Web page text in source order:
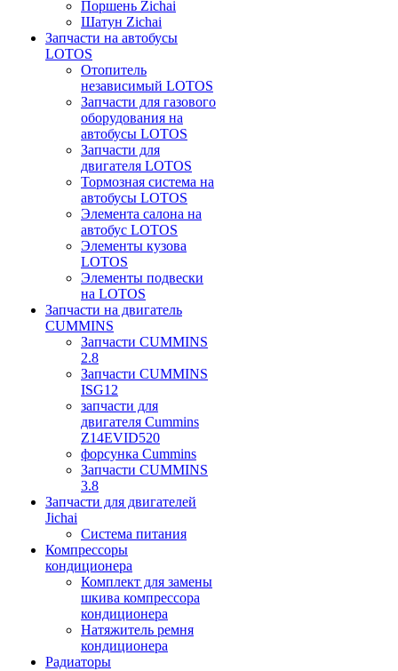
Поршень Zichai
Шатун Zichai
Запчасти на автобусы
LOTOS
Отопитель
независимый LOTOS
Запчасти для газового
оборудования на
автобусы LOTOS
Запчасти для
двигателя LOTOS
Тормозная система на
автобусы LOTOS
Элемента салона на
автобус LOTOS
Элементы кузова
LOTOS
Элементы подвески
на LOTOS
Запчасти на двигатель
CUMMINS
Запчасти CUMMINS
2.8
Запчасти CUMMINS
ISG12
запчасти для
двигателя Cummins
Z14EVID520
форсунка Cummins
Запчасти CUMMINS
3.8
Запчасти для двигателей
Jichai
Система питания
Компрессоры
кондиционера
Комплект для замены
шкива компрессора
кондиционера
Натяжитель ремня
кондиционера
Радиаторы